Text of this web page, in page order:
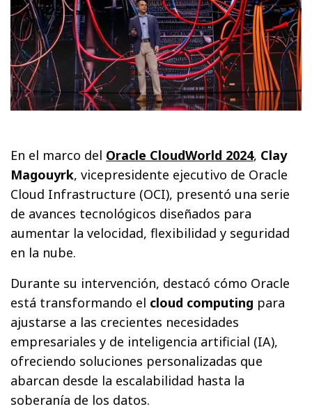
En el marco del Oracle CloudWorld 2024, Clay
Magouyrk, vicepresidente ejecutivo de Oracle
Cloud Infrastructure (OCI), presentó una serie
de avances tecnológicos diseñados para
aumentar la velocidad, flexibilidad y seguridad
en la nube.
Durante su intervención, destacó cómo Oracle
está transformando el cloud computing para
ajustarse a las crecientes necesidades
empresariales y de inteligencia artificial (IA),
ofreciendo soluciones personalizadas que
abarcan desde la escalabilidad hasta la
soberanía de los datos.